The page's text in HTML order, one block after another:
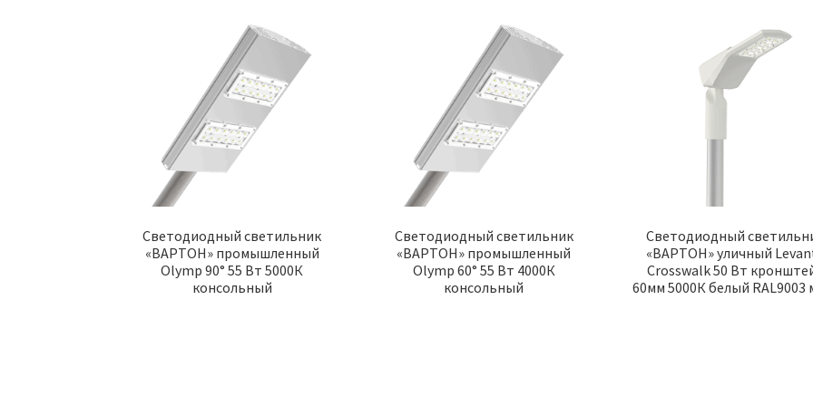
Светодиодный светильник
«ВАРТОН» промышленный
Olymp 90° 55 Вт 5000К
консольный
Светодиодный светильник
«ВАРТОН» промышленный
Olymp 60° 55 Вт 4000К
консольный
Светодиодный
«ВАРТОН» уличный
Crosswalk 50 Вт
60мм 5000К белый RAL9003